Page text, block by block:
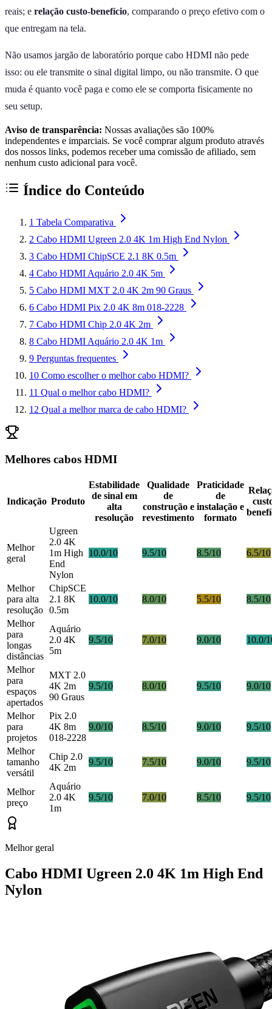
reais; e relação custo-benefício, comparando o preço efetivo com o
que entregam na tela.
Não usamos jargão de laboratório porque cabo HDMI não pede
isso: ou ele transmite o sinal digital limpo, ou não transmite. O que
muda é quanto você paga e como ele se comporta fisicamente no
seu setup.
Aviso de transparência: Nossas avaliações são 100%
independentes e imparciais. Se você comprar algum produto através
dos nossos links, podemos receber uma comissão de afiliado, sem
nenhum custo adicional para você.
Índice do Conteúdo
1 Tabela Comparativa
2 Cabo HDMI Ugreen 2.0 4K 1m High End Nylon
3 Cabo HDMI ChipSCE 2.1 8K 0.5m
4 Cabo HDMI Aquário 2.0 4K 5m
5 Cabo HDMI MXT 2.0 4K 2m 90 Graus
6 Cabo HDMI Pix 2.0 4K 8m 018-2228
7 Cabo HDMI Chip 2.0 4K 2m
8 Cabo HDMI Aquário 2.0 4K 1m
9 Perguntas frequentes
10 Como escolher o melhor cabo HDMI?
11 Qual o melhor cabo HDMI?
12 Qual a melhor marca de cabo HDMI?
Melhores cabos HDMI
Indicação Produto
Estabilidade
de sinal em
alta
resolução
Qualidade
de
construção e
revestimento
Praticidade
de
instalação e
formato
Melhor
geral
Ugreen
2.0 4K
1m High
End
Nylon
10.0/10 9.5/10 8.5/10 6.5/10
Melhor
para alta
resolução
ChipSCE
2.1 8K
0.5m
10.0/10 8.0/10 5.5/10 8.5/10
Melhor
para
longas
distâncias
Aquário
2.0 4K
5m
9.5/10 7.0/10 9.0/10 10.0/
Melhor
para
espaços
apertados
MXT 2.0
4K 2m
90 Graus
9.5/10 8.0/10 9.5/10 9.0/10
Melhor
para
projetos
Pix 2.0
4K 8m
018-2228
9.0/10 8.5/10 9.0/10 9.5/10
Melhor
tamanho
versátil
Chip 2.0
4K 2m
9.5/10 7.5/10 9.0/10 9.5/10
Melhor
preço
Aquário
2.0 4K
1m
9.5/10 7.0/10 8.5/10 9.5/10
Melhor geral
Cabo HDMI Ugreen 2.0 4K 1m High End
Nylon